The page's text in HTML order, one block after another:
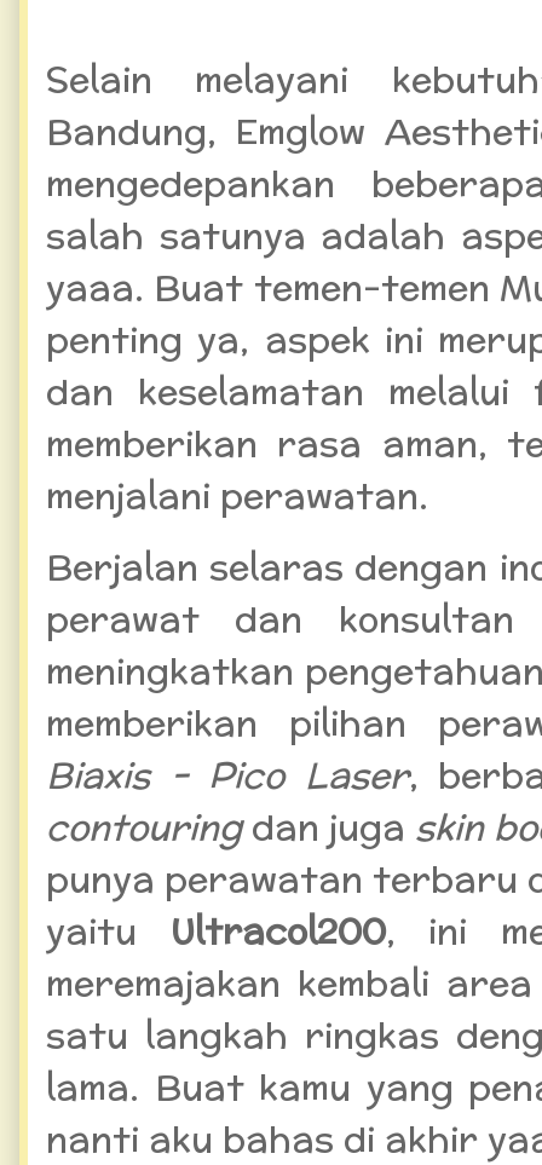
Selain melayani
Bandung, Emglow
mengedepankan
salah satunya adalah
yaaa. Buat temen-temen
penting ya, aspek ini
dan keselamatan
memberikan rasa aman,
menjalani perawatan.
Berjalan selaras dengan
perawat dan
meningkatkan
memberikan pilihan
Biaxis - Pico Laser,
contouringdan juga skin
punya perawatan terbaru
yaitu Ultracol200, ini
meremajakan kembali
satu langkah ringkas
lama. Buat kamu yang
nanti aku bahas di akhir